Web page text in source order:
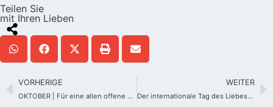
Teilen Sie
mit Ihren Lieben
VORHERIGE
OKTOBER | Für eine allen offene Kirche
WEITER
Der internationale Tag des Liebesbündnisses – ja, und wir können ihn gemeinsam vorbereiten…